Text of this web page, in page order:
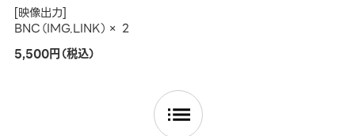
[映像出力]
BNC（IMG.LINK）× 2
5,500円（税込）